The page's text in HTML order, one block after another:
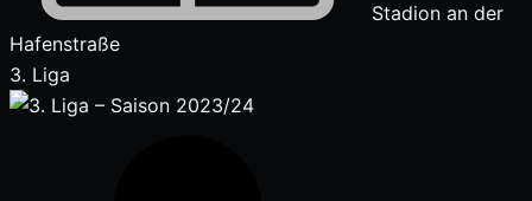
Stadion an der
Hafenstraße
3. Liga